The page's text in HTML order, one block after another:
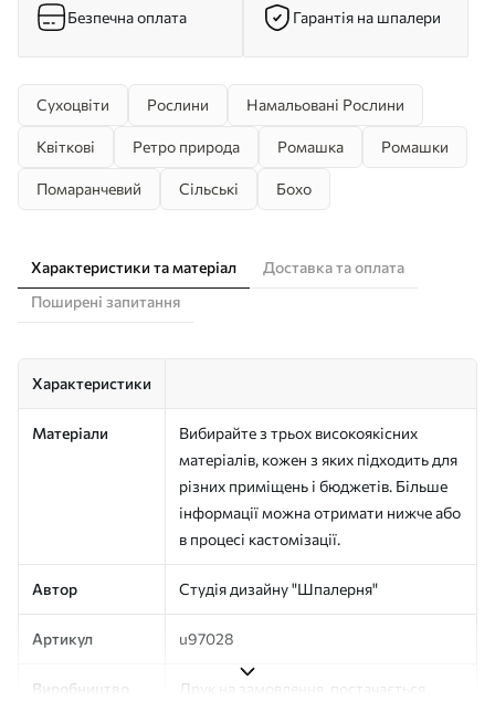
Безпечна оплата Гарантія на шпалери
Сухоцвіти Рослини Намальовані Рослини
Квіткові Ретро природа Ромашка Ромашки
Помаранчевий Сільські Бохо
Характеристики та матеріал
Доставка та оплата
Поширені запитання
Характеристики
Матеріали
Вибирайте з трьох високоякісних
матеріалів, кожен з яких підходить для
різних приміщень і бюджетів. Більше
інформації можна отримати нижче або
в процесі кастомізації.
Автор Студія дизайну "Шпалерня"
Артикул u97028
Виробництво
Друк на замовлення, постачається